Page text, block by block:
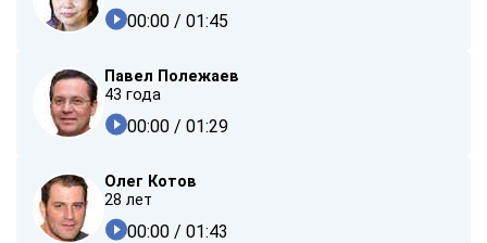
00:00 / 01:45
Павел Полежаев
43 года
00:00 / 01:29
Олег Котов
28 лет
00:00 / 01:43